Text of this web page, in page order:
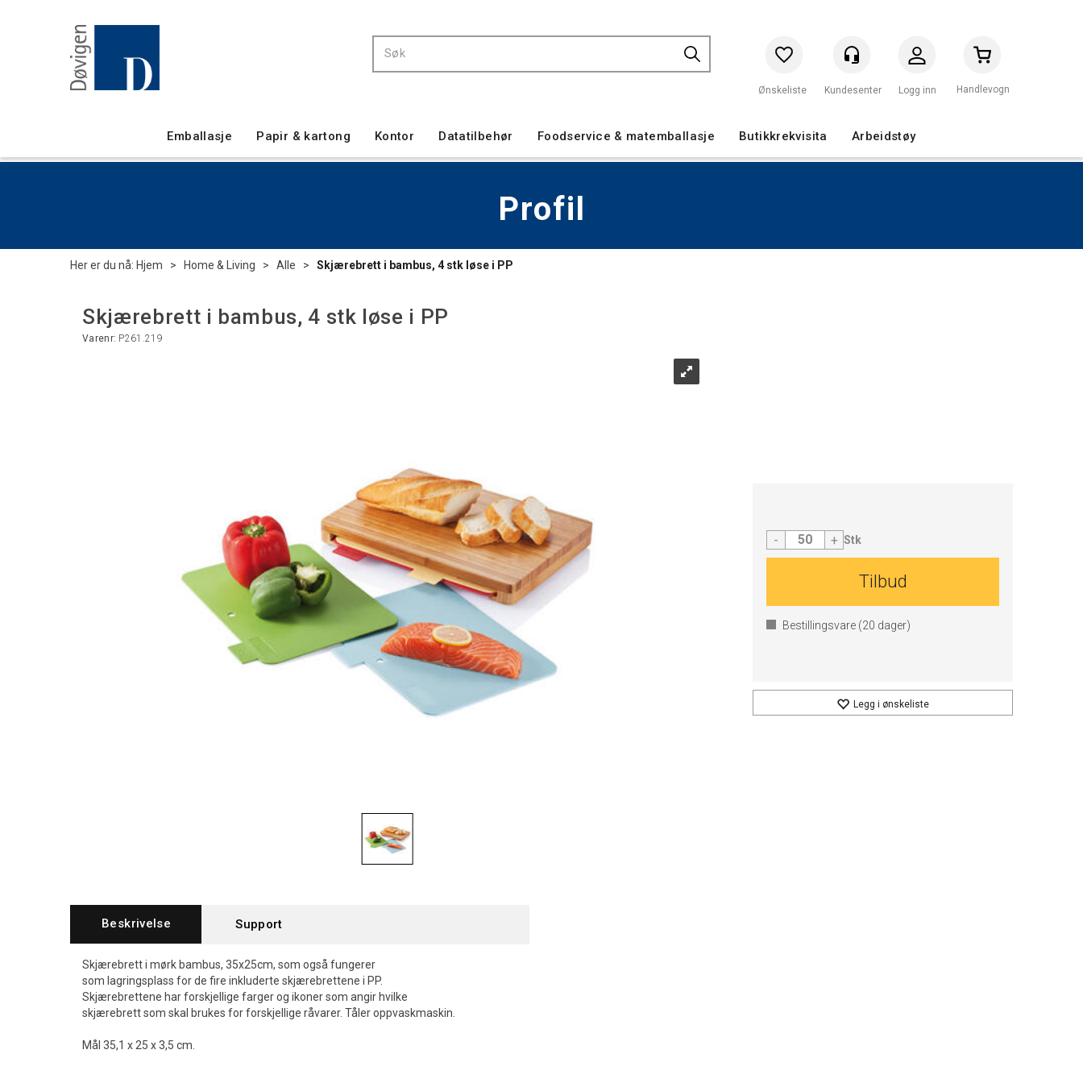
Logg inn Handlevogn
Emballasje Papir & kartong Kontor Datatilbehør Foodservice & matemballasje Butikkrekvisita Arbeidstøy
Profil
Her er du nå: Hjem > Home & Living > Alle > Skjærebrett i bambus, 4 stk løse i PP
Skjærebrett i bambus, 4 stk løse i PP
Varenr: P261.219
- + Stk
Tilbud
Bestillingsvare (20 dager)
Legg i ønskeliste
Beskrivelse Support
Skjærebrett i mørk bambus, 35x25cm, som også fungerer
som lagringsplass for de fire inkluderte skjærebrettene i PP.
Skjærebrettene har forskjellige farger og ikoner som angir hvilke
skjærebrett som skal brukes for forskjellige råvarer. Tåler oppvaskmaskin.
Mål 35,1 x 25 x 3,5 cm.